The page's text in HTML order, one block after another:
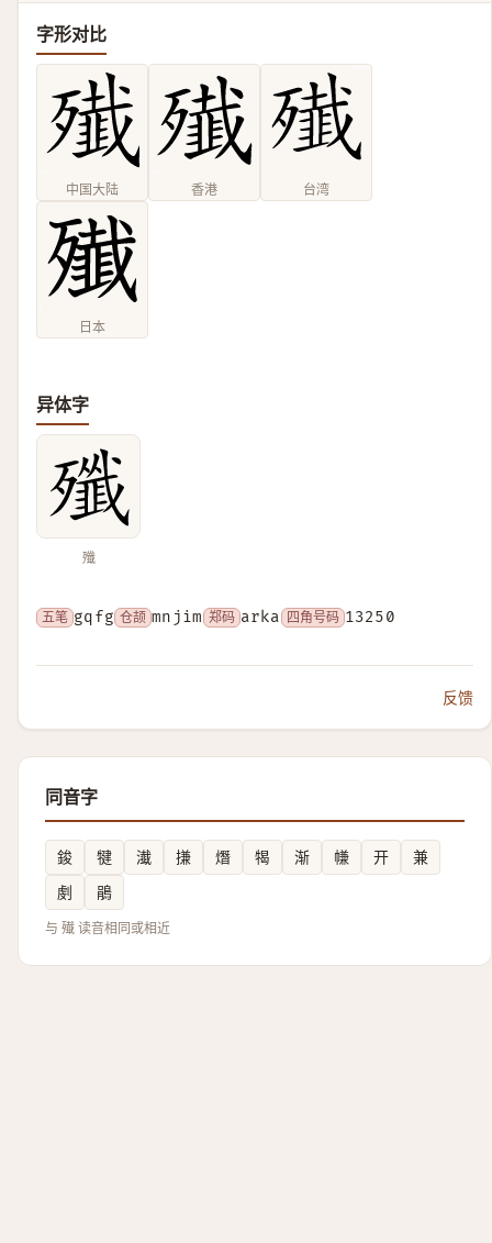
字形对比
中国大陆 香港 台湾
日本
异体字
殲
五笔 gqfg 仓颉 mnjim 郑码 arka 四角号码 13250
反馈
同音字
鋑 犍 瀐 搛 熸 㹇 渐 㡘 开
兼
㓺
鵑
与 殱 读音相同或相近